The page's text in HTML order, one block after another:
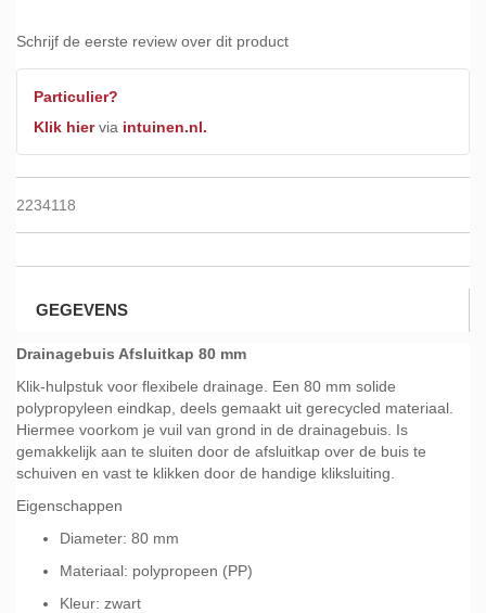
Schrijf de eerste review over dit product
Particulier?
Klik hiervia intuinen.nl.
2234118
GEGEVENS
Drainagebuis Afsluitkap 80 mm
Klik-hulpstuk voor flexibele drainage. Een 80 mm solide
polypropyleen eindkap, deels gemaakt uit gerecycled materiaal.
Hiermee voorkom je vuil van grond in de drainagebuis. Is
gemakkelijk aan te sluiten door de afsluitkap over de buis te
schuiven en vast te klikken door de handige kliksluiting.
Eigenschappen
Diameter: 80 mm
Materiaal: polypropeen (PP)
Kleur: zwart